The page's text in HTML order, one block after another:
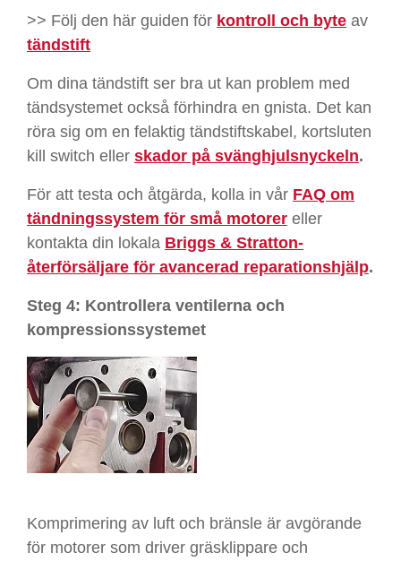
>> Följ den här guiden för kontroll och byte av
tändstift
Om dina tändstift ser bra ut kan problem med
tändsystemet också förhindra en gnista. Det kan
röra sig om en felaktig tändstiftskabel, kortsluten
kill switch eller skador på svänghjulsnyckeln.
För att testa och åtgärda, kolla in vår FAQ om
tändningssystem för små motorer eller
kontakta din lokala Briggs & Stratton-
återförsäljare för avancerad reparationshjälp.
Steg 4: Kontrollera ventilerna och
kompressionssystemet
Komprimering av luft och bränsle är avgörande
för motorer som driver gräsklippare och